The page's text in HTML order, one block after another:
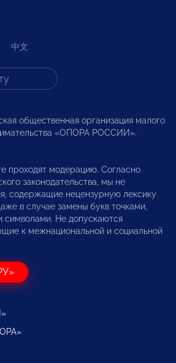
中文
общественная организация малого
«ОПОРА РОССИИ».
проходят модерацию. Согласно
законодательства, мы не
содержащие нецензурную лексику
в случае замены букв точками,
Не допускаются
к межнациональной и социальной